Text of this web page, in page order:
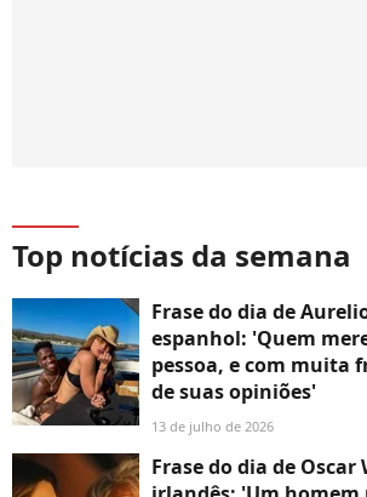
Top notícias da semana
Frase do dia de
espanhol: 'Quem
pessoa, e com muita
de suas opiniões'
13 de julho de 2026
Frase do dia de